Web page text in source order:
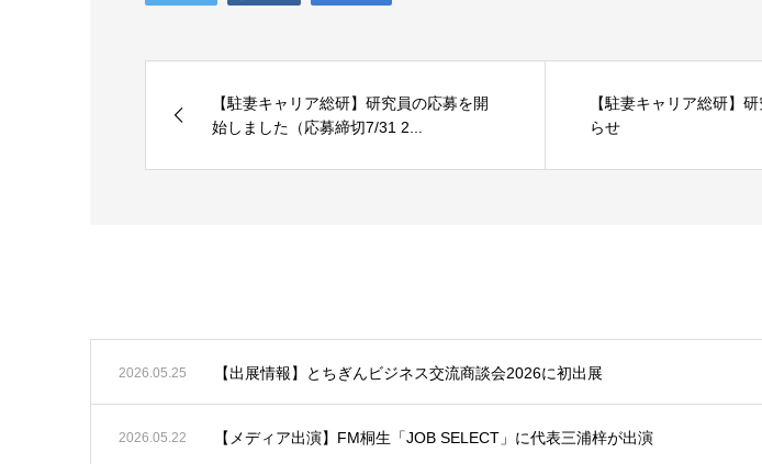
【駐妻キャリア総研】研究員の応募を開
始しました（応募締切7/31 2...
【駐妻キャリア総研】
らせ
2026.05.25 【出展情報】とちぎんビジネス交流商談会2026に初出展
2026.05.22 【メディア出演】FM桐生「JOB SELECT」に代表三浦梓が出演